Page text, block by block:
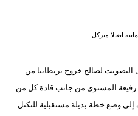
علوم
وتكنولوجيا
انغيلا ميركل
التصويت لصالح خروج بريطانيا من
رفيعة المستوى من جانب قادة كل من
إلى وضع خطة بديلة مستقبلية للتكتل